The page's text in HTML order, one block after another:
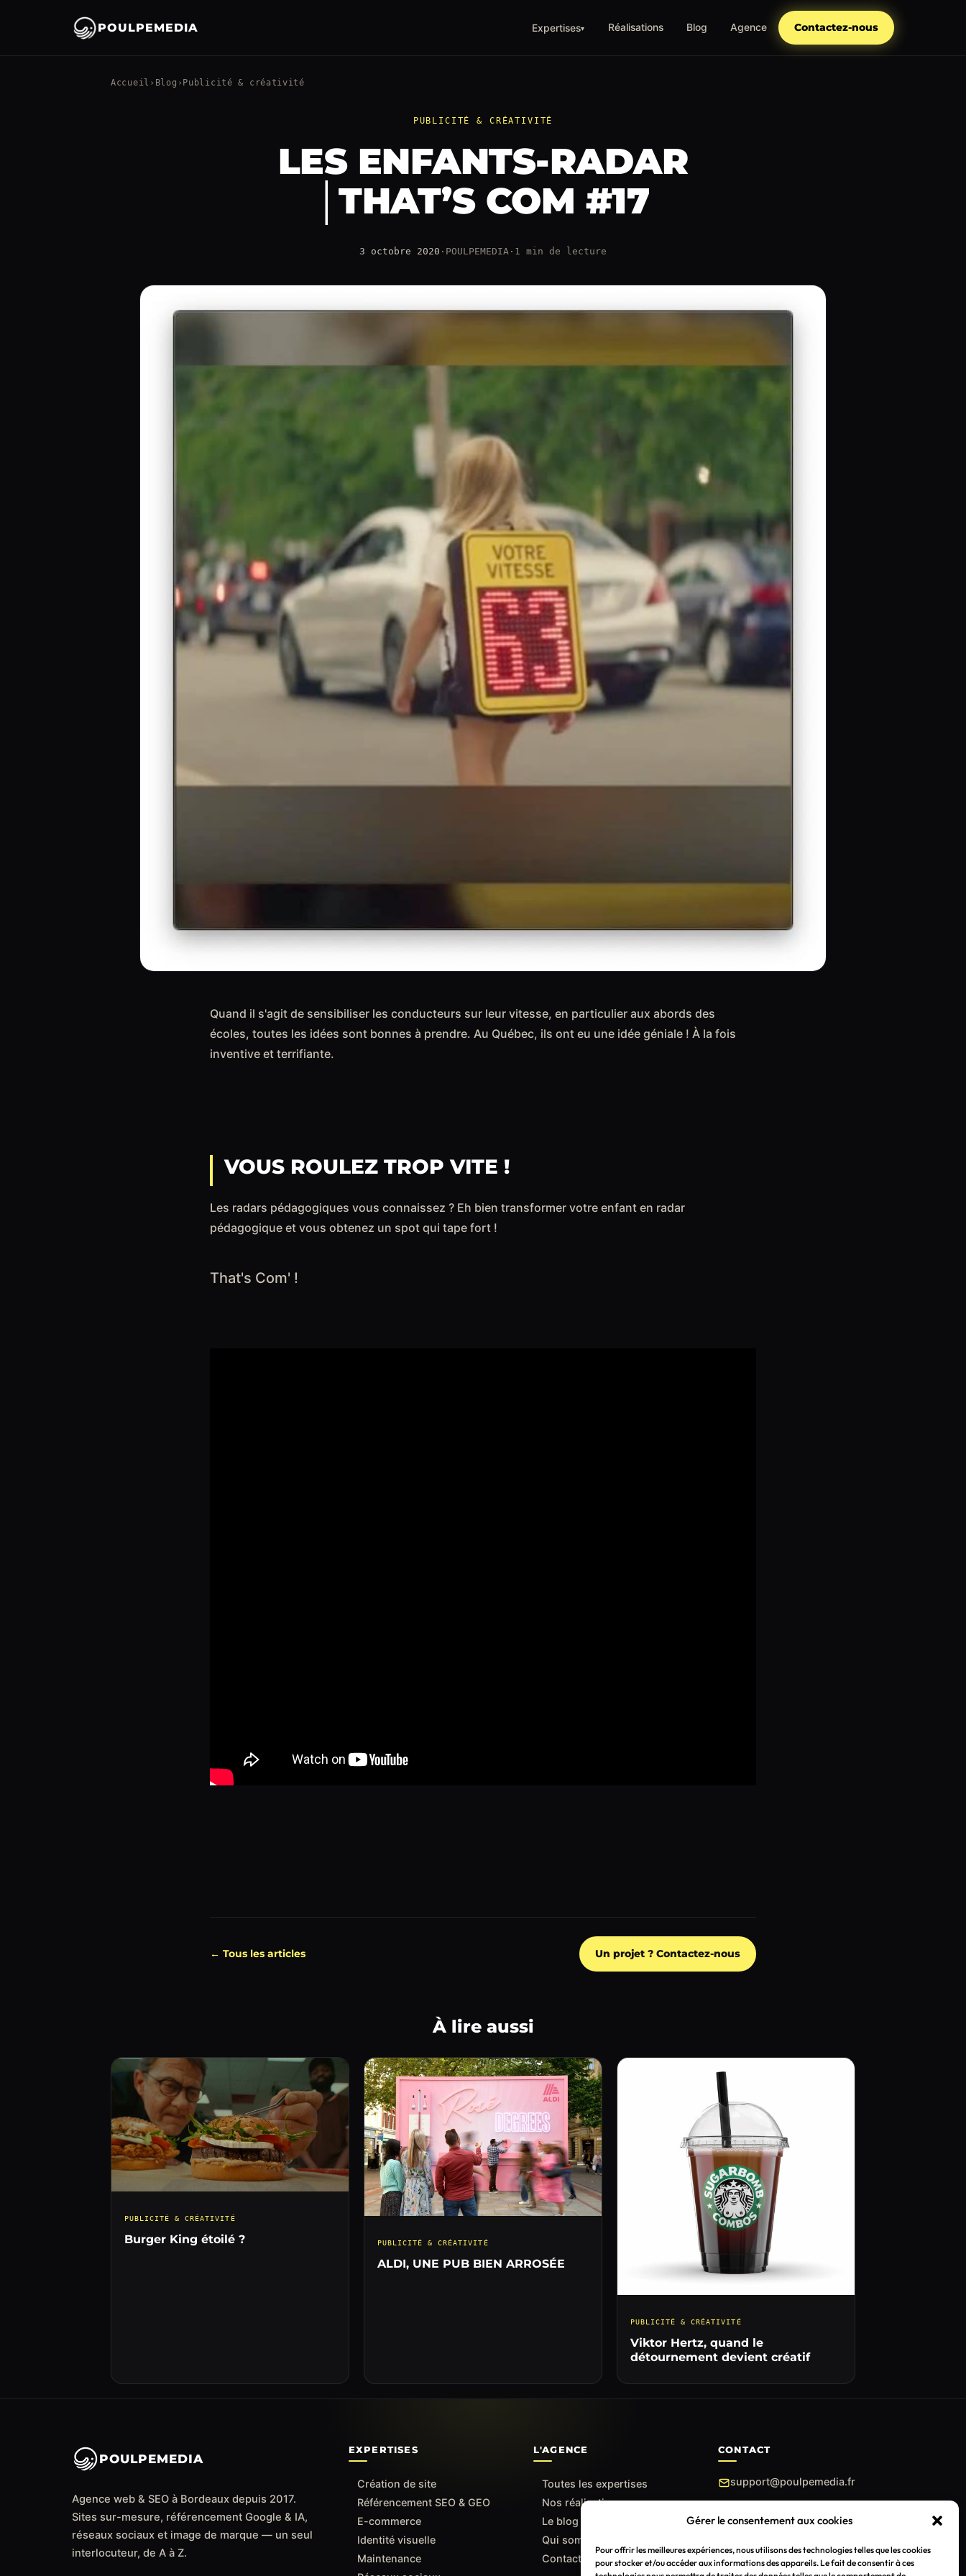
Gérer le consentement aux cookies
Pour offrir les meilleures expériences, nous utilisons des technologies telles que les cookies
pour stocker et/ou accéder aux informations des appareils. Le fait de consentir à ces
POULPEMEDIA Expertises▾ Réalisations Blog Agence Contactez-nous
Accueil › Blog › Publicité & créativité
PUBLICITÉ & CRÉATIVITÉ
LES ENFANTS-RADAR
│THAT’S COM #17
3 octobre 2020 · POULPEMEDIA · 1 min de lecture
Quand il s'agit de sensibiliser les conducteurs sur leur vitesse, en particulier aux abords des
écoles, toutes les idées sont bonnes à prendre. Au Québec, ils ont eu une idée géniale ! À la fois
inventive et terrifiante.
VOUS ROULEZ TROP VITE !
Les radars pédagogiques vous connaissez ? Eh bien transformer votre enfant en radar
pédagogique et vous obtenez un spot qui tape fort !
That's Com' !
← Tous les articles Un projet ? Contactez-nous
À lire aussi
PUBLICITÉ & CRÉATIVITÉ
Burger King étoilé ? PUBLICITÉ & CRÉATIVITÉ
ALDI, UNE PUB BIEN ARROSÉE
PUBLICITÉ & CRÉATIVITÉ
Viktor Hertz, quand le
détournement devient créatif
POULPEMEDIA
Agence web & SEO à Bordeaux depuis 2017.
Sites sur-mesure, référencement Google & IA,
réseaux sociaux et image de marque — un seul
interlocuteur, de A à Z.
EXPERTISES
Création de site
Référencement SEO & GEO
E-commerce
Identité visuelle
Maintenance
L'AGENCE
Toutes les expertises
Nos réalisations
Le blog
Qui sommes-nous
Contact
CONTACT
support@poulpemedia.fr
Caudéran